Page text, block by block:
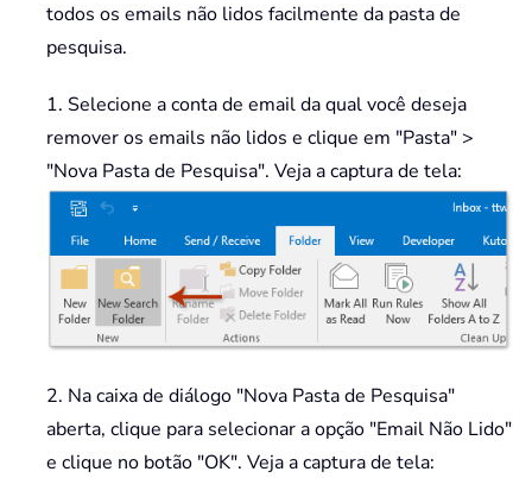
todos os emails não lidos facilmente da pasta de
pesquisa.
1. Selecione a conta de email da qual você deseja
remover os emails não lidos e clique em "Pasta" >
"Nova Pasta de Pesquisa". Veja a captura de tela:
2. Na caixa de diálogo "Nova Pasta de Pesquisa"
aberta, clique para selecionar a opção "Email Não Lido"
e clique no botão "OK". Veja a captura de tela: